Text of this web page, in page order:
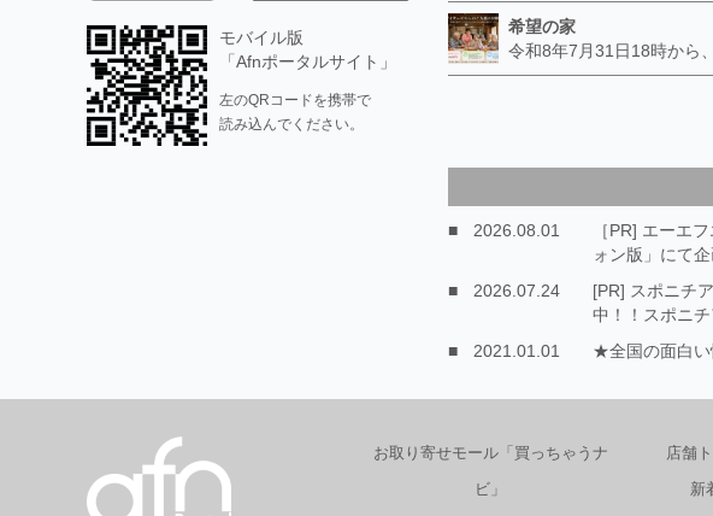
モバイル版
「Afnポータルサイト」
左のQRコードを携帯で
読み込んでください。
希望の家
2026.08.01
［PR] エーエ
ォン版」にて
2026.07.24
[PR] スポニチ
中！！スポニ
2021.01.01
★全国の面白い
お取り寄せモール「買っちゃうナ
ビ」
店舗
新